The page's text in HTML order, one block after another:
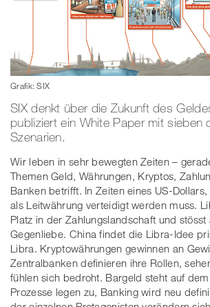
Grafik: SIX
SIX denkt über die Zukunft des
publiziert ein White Paper mit sieben
Szenarien.
Wir leben in sehr bewegten Zeiten –
Themen Geld, Währungen, Kryptos,
Banken betrifft. In Zeiten eines US-
als Leitwährung verteidigt werden muss.
Platz in der Zahlungslandschaft und stösst
Gegenliebe. China findet die Libra-Idee
Libra. Kryptowährungen gewinnen an
Zentralbanken definieren ihre Rollen,
fühlen sich bedroht. Bargeld steht auf
Prozesse legen zu, Banking wird neu